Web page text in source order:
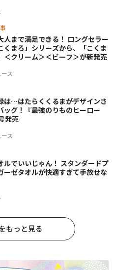
ス
人まで満足できる！ ロングセラー
くまろ」シリーズから、「こくま
＜クリーム＞＜ビーフ＞が新発売
ス
は…はたらくくるまがデザインさ
ッグ！『最強のりものヒーロー
発売
ルでいいじゃん！ スタンダードプ
ーゼタオルが快適すぎて手放せな
もっと見る